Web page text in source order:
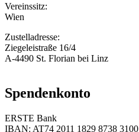
Vereinssitz:
Wien
Zustelladresse:
Ziegeleistraße 16/4
A-4490 St. Florian bei Linz
Spendenkonto
ERSTE Bank
IBAN: AT74 2011 1829 8738 3100